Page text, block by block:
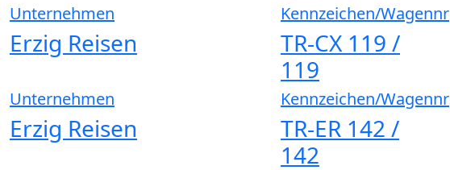
Unternehmen
Erzig Reisen
Kennzeichen/Wagennr
TR-CX 119 /
119
Unternehmen
Erzig Reisen
Kennzeichen/Wagennr
TR-ER 142 /
142